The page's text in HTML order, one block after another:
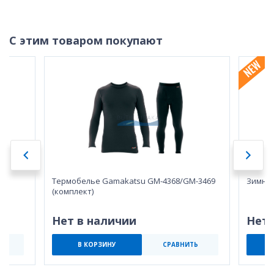
С этим товаром покупают
Термобелье Gamakatsu GM-4368/GM-3469
(комплект)
Нет в наличии
В КОРЗИНУ СРАВНИТЬ
Нет